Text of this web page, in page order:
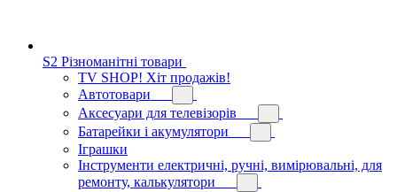
S2 Різноманітні товари
TV SHOP! Хіт продажів!
Автотовари
Аксесуари для телевізорів
Батарейки і акумулятори
Іграшки
Інструменти електричні, ручні, вимірювальні, для
ремонту, калькулятори